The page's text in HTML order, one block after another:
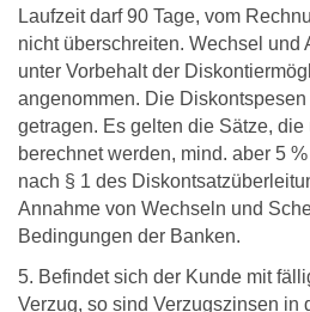
Laufzeit darf 90 Tage, vom
nicht überschreiten. Wechsel und
unter Vorbehalt der
angenommen. Die
getragen. Es gelten die Sätze,
berechnet werden, mind. aber 5
nach § 1 des
Annahme von Wechseln und
Bedingungen der Banken.
5. Befindet sich der Kunde mit
Verzug, so sind Verzugszinsen in